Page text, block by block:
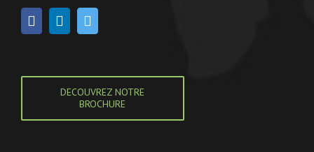
DECOUVREZ NOTRE
BROCHURE